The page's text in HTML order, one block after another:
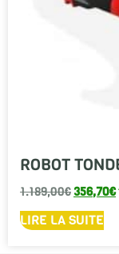
ROBOT
1.189,00€ 356,70€
LIRE LA SUITE